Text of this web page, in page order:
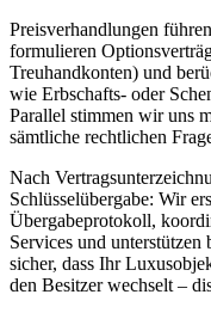
Preisverhandlungen
formulieren
Treuhandkonten) und
wie Erbschafts- oder
Parallel stimmen wir uns
sämtliche rechtlichen
Nach
Schlüsselübergabe: Wir
Übergabeprotokoll,
Services und
sicher, dass Ihr
den Besitzer wechselt –